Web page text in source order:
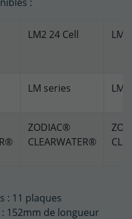
LM2 24 Cell
LM series LM
ZODIAC®
CLEARWATER®
: 11 plaques
152mm de longueur